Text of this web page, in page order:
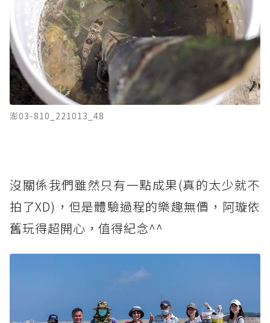
澎03-810_221013_48
沒關係我們雖然只有一點成果(真的太少就不
拍了XD)，但是體驗過程的樂趣無價，阿璇依
舊玩得超開心，值得紀念^^